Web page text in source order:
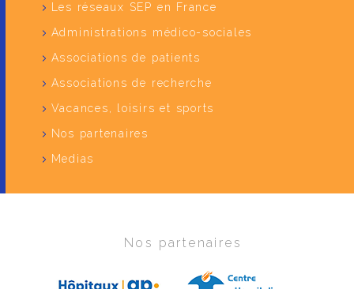
Les réseaux SEP en France
Administrations médico-sociales
Associations de patients
Associations de recherche
Vacances, loisirs et sports
Nos partenaires
Medias
Nos partenaires